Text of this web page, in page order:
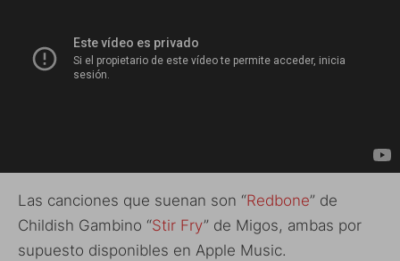
Las canciones que suenan son “Redbone” de
Childish Gambino “Stir Fry” de Migos, ambas por
supuesto disponibles en Apple Music.